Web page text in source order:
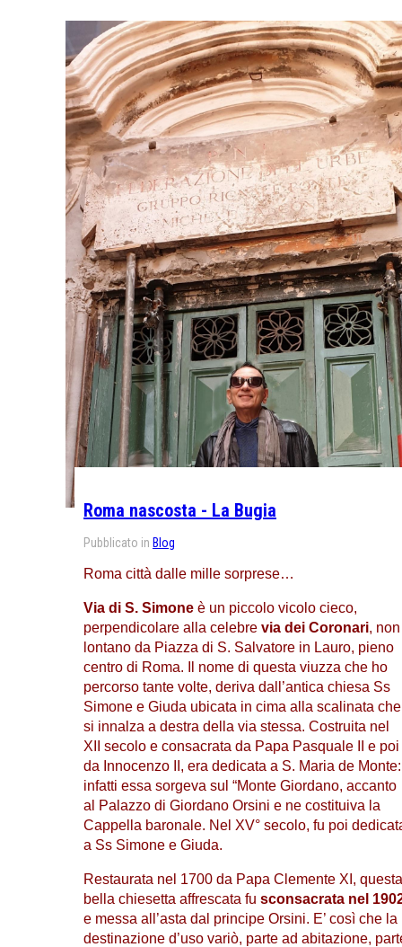
Roma nascosta - La Bugia
Pubblicato in Blog
Roma città dalle mille sorprese…
Via di S. Simone è un piccolo vicolo cieco,
perpendicolare alla celebre via dei Coronari, non
lontano da Piazza di S. Salvatore in Lauro, pieno
centro di Roma. Il nome di questa viuzza che ho
percorso tante volte, deriva dall’antica chiesa Ss
Simone e Giuda ubicata in cima alla scalinata che
si innalza a destra della via stessa. Costruita nel
XII secolo e consacrata da Papa Pasquale II e poi
da Innocenzo II, era dedicata a S. Maria de Monte:
infatti essa sorgeva sul “Monte Giordano, accanto
al Palazzo di Giordano Orsini e ne costituiva la
Cappella baronale. Nel XV° secolo, fu poi
a Ss Simone e Giuda.
Restaurata nel 1700 da Papa Clemente XI, questa
bella chiesetta affrescata fu sconsacrata nel
e messa all’asta dal principe Orsini. E’ così che la
destinazione d’uso variò, parte ad abitazione,